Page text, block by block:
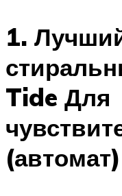
1.
Tide Для
(автомат)